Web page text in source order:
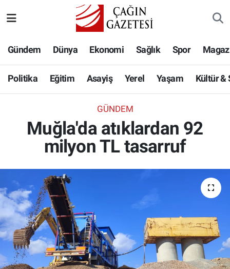
Gündem Dünya Ekonomi Sağlık Spor
Politika Eğitim Asayiş Yerel Yaşam Kültür &
GÜNDEM
Muğla'da atıklardan 92
milyon TL tasarruf
Eğitim
Asayiş
Yaşam
Kültür & Sanat
Bilim-Teknoloji
Köşe Yazıları
Röportaj
Hava Durumu
Namaz Vakitleri
Süper Lig Puan Durumu ve Fikstür
Tüm Manşetler
Son Dakika Haberleri
Haber Arşivi